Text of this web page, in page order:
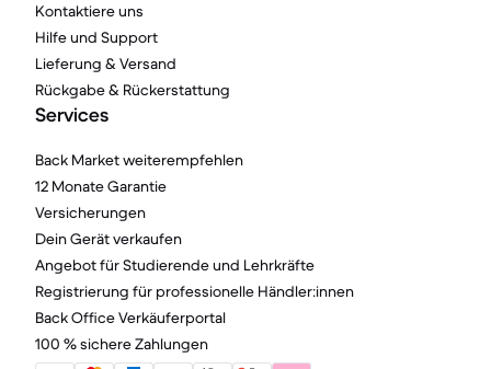
Kontaktiere uns
Hilfe und Support
Lieferung & Versand
Rückgabe & Rückerstattung
Services
Back Market weiterempfehlen
12 Monate Garantie
Versicherungen
Dein Gerät verkaufen
Angebot für Studierende und Lehrkräfte
Registrierung für professionelle Händler:innen
Back Office Verkäuferportal
100 % sichere Zahlungen